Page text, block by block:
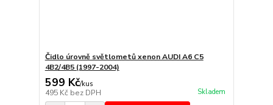
Čidlo úrovně světlometů xenon AUDI A6 C5
4B2/4B5 (1997-2004)
599 Kč/kus
495 Kč bez DPH Skladem